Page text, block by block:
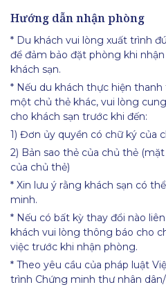
Hướng dẫn nhận phòng
* Du khách vui lòng xuất trình
để đảm bảo đặt phòng khi
khách sạn.
* Nếu du khách thực hiện
một chủ thẻ khác, vui lòng
cho khách sạn trước khi đến:
1) Đơn ủy quyền có chữ ký của
2) Bản sao thẻ của chủ thẻ
của chủ thẻ)
* Xin lưu ý rằng khách sạn có
minh.
* Nếu có bất kỳ thay đổi nào
khách vui lòng thông báo cho
việc trước khi nhận phòng.
* Theo yêu cầu của pháp luật
trình Chứng minh thư nhân